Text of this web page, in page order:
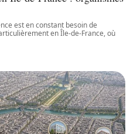
est en constant besoin de
en Île-de-France, où